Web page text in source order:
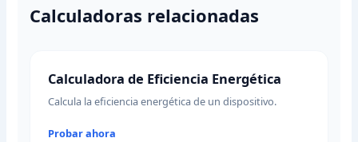
Calculadoras relacionadas
Calculadora de Eficiencia Energética
Calcula la eficiencia energética de un dispositivo.
Probar ahora